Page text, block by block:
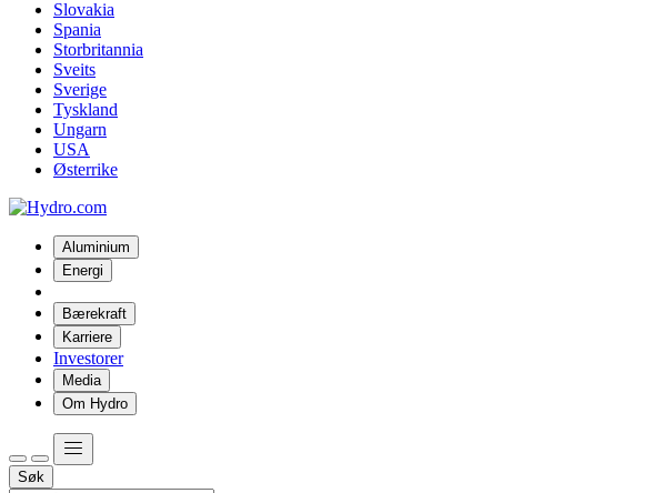
Slovakia
Spania
Storbritannia
Sveits
Sverige
Tyskland
Ungarn
USA
Østerrike
Aluminium
Energi
Bærekraft
Karriere
Investorer
Media
Om Hydro
Søk